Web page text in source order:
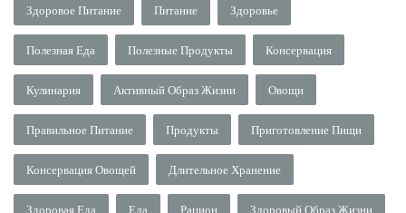
Здоровое Питание Питание Здоровье
Полезная Еда Полезные Продукты Консервация
Кулинария Активный Образ Жизни Овощи
Правильное Питание Продукты Приготовление Пищи
Консервация Овощей Длительное Хранение
Здоровая Еда Еда Рацион Здоровый Образ Жизни